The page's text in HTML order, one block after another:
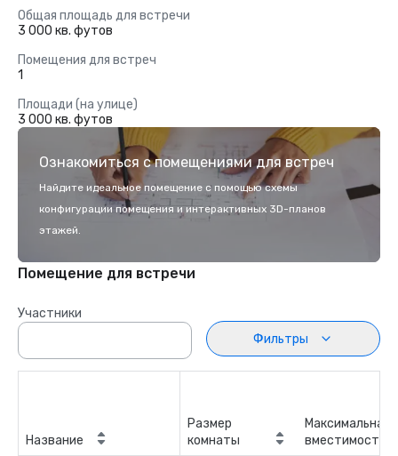
Общая площадь для встречи
3 000 кв. футов
Помещения для встреч
1
Площади (на улице)
3 000 кв. футов
Ознакомиться с помещениями для встреч
Найдите идеальное помещение с помощью схемы
конфигурации помещения и интерактивных 3D-планов
этажей.
Помещение для встречи
Участники
Фильтры
Название
Размер
комнаты
Максимальная
вместимость